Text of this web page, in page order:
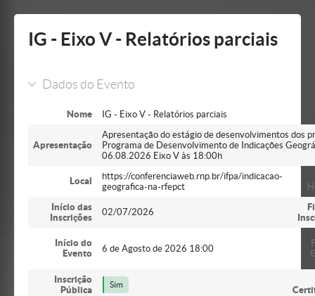
barra
IG - Eixo V - Relatórios parciais
Dados do Evento
Nome IG - Eixo V - Relatórios parciais
Apresentação
Apresentação do estágio de desenvolvimentos dos
Programa de Desenvolvimento de Indicações
06.08.2026 Eixo V às 18:00h
Local
https://conferenciaweb.rnp.br/ifpa/indicacao-
geografica-na-rfepct
Início das
Inscrições
02/07/2026
Início do
Evento
6 de Agosto de 2026 18:00
Inscrição
Pública
Sim